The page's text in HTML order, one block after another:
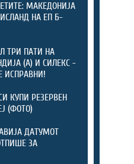
МАКЕДОНИЈА
НА ЕП Б-
ТРИ ПАТИ НА
(А) И СИЛЕКС -
ИСПРАВНИ!
КУПИ РЕЗЕРВЕН
(ФОТО)
ДАТУМОТ
ЗА